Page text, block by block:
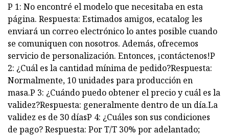
P 1: No encontré el modelo que necesitaba en esta
página. Respuesta: Estimados amigos, ecatalog les
enviará un correo electrónico lo antes posible cuando
se comuniquen con nosotros. Además, ofrecemos
servicio de personalización. Entonces, ¡contáctenos!P
2: ¿Cuál es la cantidad mínima de pedido?Respuesta:
Normalmente, 10 unidades para producción en
masa.P 3: ¿Cuándo puedo obtener el precio y cuál es la
validez?Respuesta: generalmente dentro de un día.La
validez es de 30 díasP 4: ¿Cuáles son sus condiciones
de pago? Respuesta: Por T/T 30% por adelantado;